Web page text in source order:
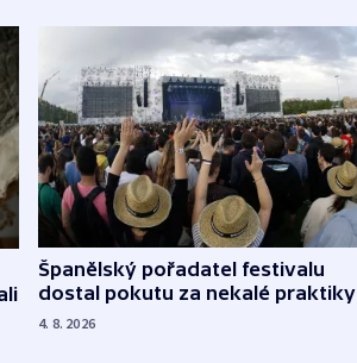
Španělský pořadatel festivalu
dostal pokutu za nekalé praktiky
4. 8. 2026